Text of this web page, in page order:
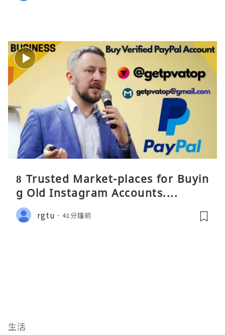
8 Trusted Market-places for Buyin
g Old Instagram Accounts....
rgtu 41分鐘前
生活